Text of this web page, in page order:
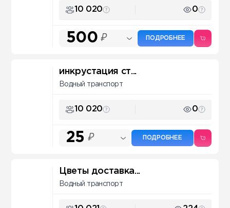
10 020 0
500 ₽ ПОДРОБНЕЕ
инкрустация ст...
Водный транспорт
10 020 0
25 ₽ ПОДРОБНЕЕ
Цветы доставка...
Водный транспорт